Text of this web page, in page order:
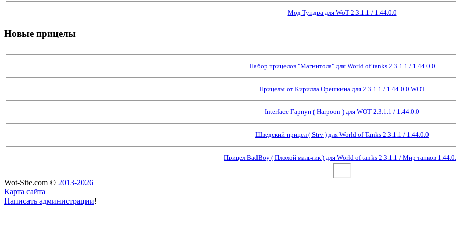
Мод Тундра для WoT 2.3.1.1 / 1.44.0.0
Новые прицелы
Набор прицелов "Магнитола" для World of tanks 2.3.1.1 / 1.44.0.0
Прицелы от Кирилла Орешкина для 2.3.1.1 / 1.44.0.0 WOT
Interface Гарпун ( Harpoon ) для WOT 2.3.1.1 / 1.44.0.0
Шведский прицел ( Strv ) для World of Tanks 2.3.1.1 / 1.44.0.0
Прицел BadBoy ( Плохой мальчик ) для World of tanks 2.3.1.1 / Мир танков
Wot-Site.com © 2013-2026
Карта сайта
Написать администрации!